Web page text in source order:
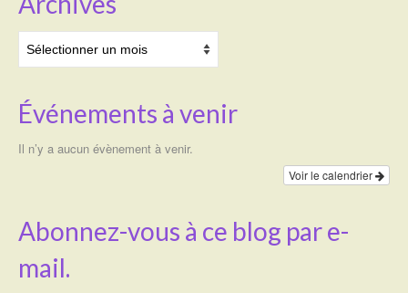
Transport
Cimetière
Correspondants de presse
LE BRULAGE DES VEGETAUX
Événements à venir
Il n’y a aucun évènement à venir.
Voir le calendrier
Abonnez-vous à ce blog par e-
mail.